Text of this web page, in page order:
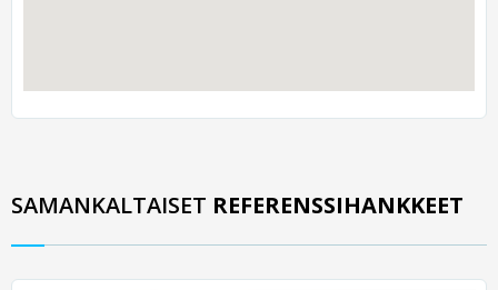
SAMANKALTAISET REFERENSSIHANKKEET